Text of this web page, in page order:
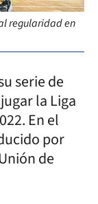
regularidad en
serie de
la Liga
En el
por
de